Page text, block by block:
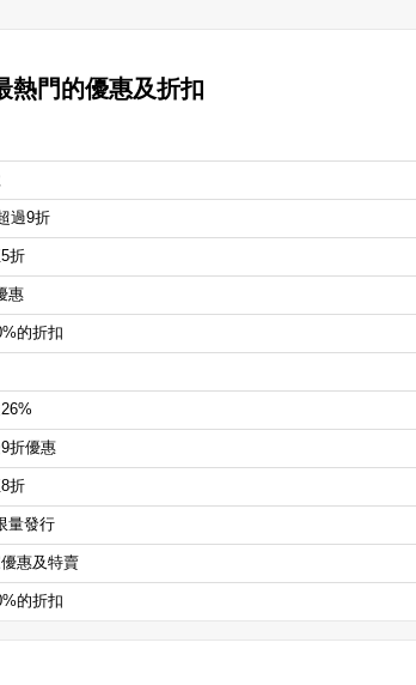
熱門的優惠及折扣
過9折
折
惠
的折扣
折優惠
折
量發行
惠及特賣
的折扣